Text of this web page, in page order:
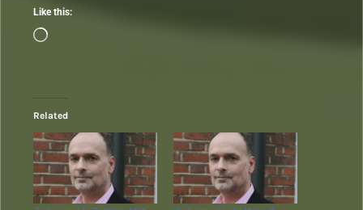
Like this:
Loading…
Related